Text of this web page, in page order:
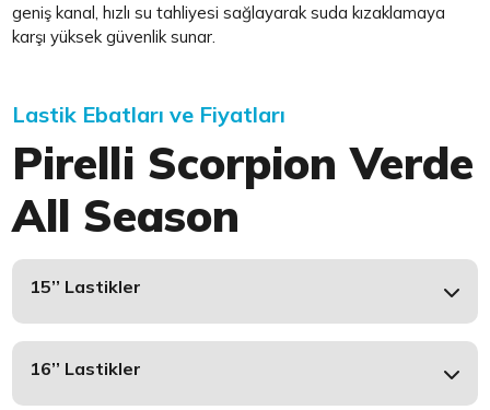
geniş kanal, hızlı su tahliyesi sağlayarak suda kızaklamaya
karşı yüksek güvenlik sunar.
Lastik Ebatları ve Fiyatları
Pirelli Scorpion Verde
All Season
15’’ Lastikler
16’’ Lastikler